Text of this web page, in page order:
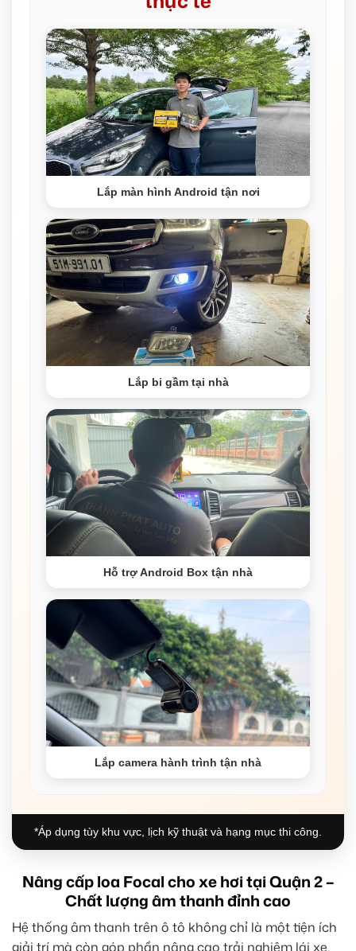
Lắp màn hình Android tận nơi
Lắp bi gầm tại nhà
Hỗ trợ Android Box tận nhà
Lắp camera hành trình tận nhà
*Áp dụng tùy khu vực, lịch kỹ thuật và hạng mục thi công.
Nâng cấp loa Focal cho xe hơi tại Quận 2 –
Chất lượng âm thanh đỉnh cao
Hệ thống âm thanh trên ô tô không chỉ là một tiện ích
giải trí mà còn góp phần nâng cao trải nghiệm lái xe.